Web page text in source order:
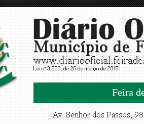
Feira